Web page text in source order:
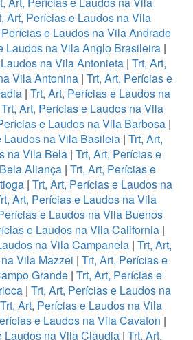
Art, Perícias e Laudos na Vila
Perícias e Laudos na Vila Andrade
Laudos na Vila Anglo Brasileira |
na Vila Antonieta | Trt, Art,
Vila Antonina| Trt, Art, Perícias e
| Trt, Art, Perícias e Laudos na
Trt, Art, Perícias e Laudos na Vila
e Laudos na Vila Barbosa|
Laudos na Vila Basileia | Trt, Art,
na Vila Bela | Trt, Art, Perícias e
Aliança| Trt, Art, Perícias e
| Trt, Art, Perícias e Laudos na
Art, Perícias e Laudos na Vila
e Laudos na Vila Buenos
e Laudos na Vila California |
na Vila Campanela| Trt, Art,
Vila Mazzei | Trt, Art, Perícias e
Grande| Trt, Art, Perícias e
| Trt, Art, Perícias e Laudos na
Trt, Art, Perícias e Laudos na Vila
e Laudos na Vila Cavaton |
Laudos na Vila Claudia | Trt, Art,